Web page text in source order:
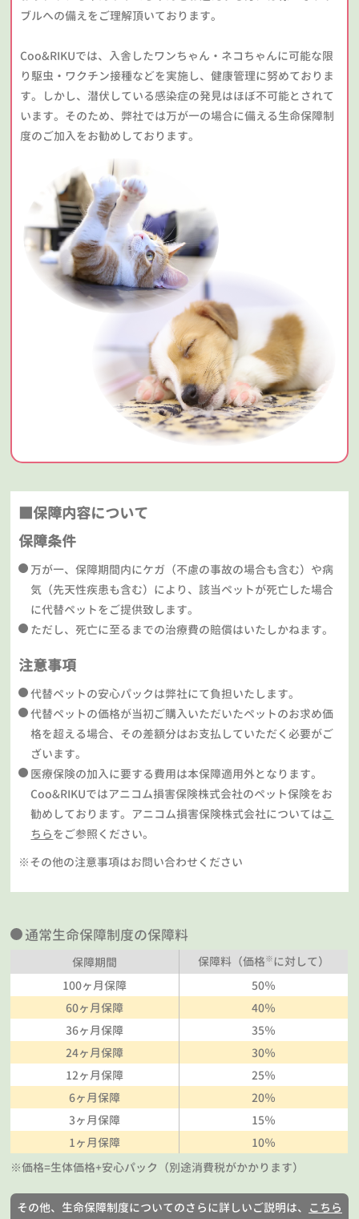
ブルへの備えをご理解頂いております。
Coo&RIKUでは、入舎したワンちゃん・ネコちゃんに可能な限
り駆虫・ワクチン接種などを実施し、健康管理に努めておりま
す。しかし、潜伏している感染症の発見はほぼ不可能とされて
います。そのため、弊社では万が一の場合に備える生命保障制
度のご加入をお勧めしております。
■保障内容について
保障条件
万が一、保障期間内にケガ（不慮の事故の場合も含む）や病
気（先天性疾患も含む）により、該当ペットが死亡した場合
に代替ペットをご提供致します。
ただし、死亡に至るまでの治療費の賠償はいたしかねます。
注意事項
代替ペットの安心パックは弊社にて負担いたします。
代替ペットの価格が当初ご購入いただいたペットのお求め価
格を超える場合、その差額分はお支払していただく必要がご
ざいます。
医療保険の加入に要する費用は本保障適用外となります。
Coo&RIKUではアニコム損害保険株式会社のペット保険をお
勧めしております。アニコム損害保険株式会社についてはこ
ちらをご参照ください。
※その他の注意事項はお問い合わせください
通常生命保障制度の保障料
保障期間 保障料（価格※に対して）
100ヶ月保障
50％
60ヶ月保障
40％
36ヶ月保障
35％
24ヶ月保障
30％
12ヶ月保障
25％
6ヶ月保障
20％
3ヶ月保障
15％
1ヶ月保障
10％
※価格=生体価格+安心パック（別途消費税がかかります）
その他、生命保障制度についてのさらに詳しいご説明は、 こちら